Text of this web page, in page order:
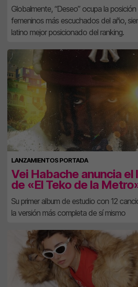
Globalmente, “Deseo” ocupa la
femeninos más escuchados del año,
latino mejor posicionado del ranking.
LANZAMIENTOS PORTADA
Vei Habache anuncia el
de «El Teko de la
Su primer album de estudio con 12
la versión más completa de sí mismo